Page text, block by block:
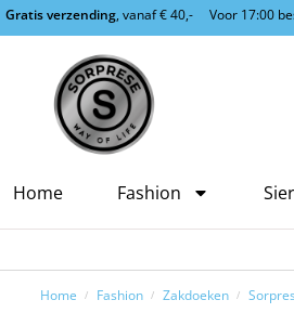
Gratis verzending, vanaf € 40,- Voor 17:00
Home Fashion
Home / Fashion / Zakdoeken /